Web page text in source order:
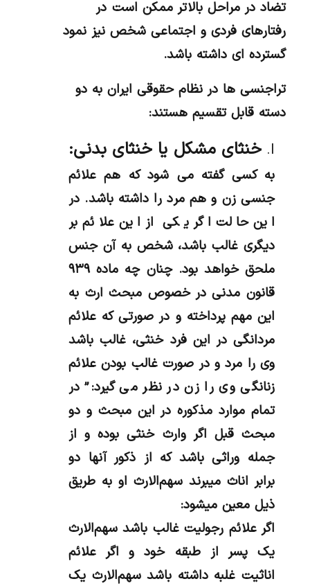
تضاد در مراحل بالاتر ممکن است در
رفتارهای فردی و اجتماعی شخص نیز نمود
گسترده ای داشته باشد.
تراجنسی ها در نظام حقوقی ایران به دو
دسته قابل تقسیم هستند:
خنثای مشکل یا خنثای بدنی:
به کسی گفته می شود که هم علائم
جنسی زن و هم مرد را داشته باشد. در
این حالت اگر یکی از این علائم بر
دیگری غالب باشد، شخص به آن جنس
ملحق خواهد بود. چنان چه ماده ۹۳۹
قانون مدنی در خصوص مبحث ارث به
این مهم پرداخته و در صورتی که علائم
مردانگی در این فرد خنثی، غالب باشد
وی را مرد و در صورت غالب بودن علائم
زنانگی وی را زن در نظر می گیرد:” در
تمام موارد مذکوره در این مبحث و دو
مبحث قبل اگر وارث خنثی بوده و از
جمله وراثی باشد که از ذکور آنها دو
برابر اناث میبرند‌ سهم‌الارث او به طریق
ذیل معین میشود:
‌اگر علائم رجولیت غالب باشد سهم‌الارث
یک پسر از طبقه خود و اگر علائم
اناثیت غلبه داشته باشد سهم‌الارث یک